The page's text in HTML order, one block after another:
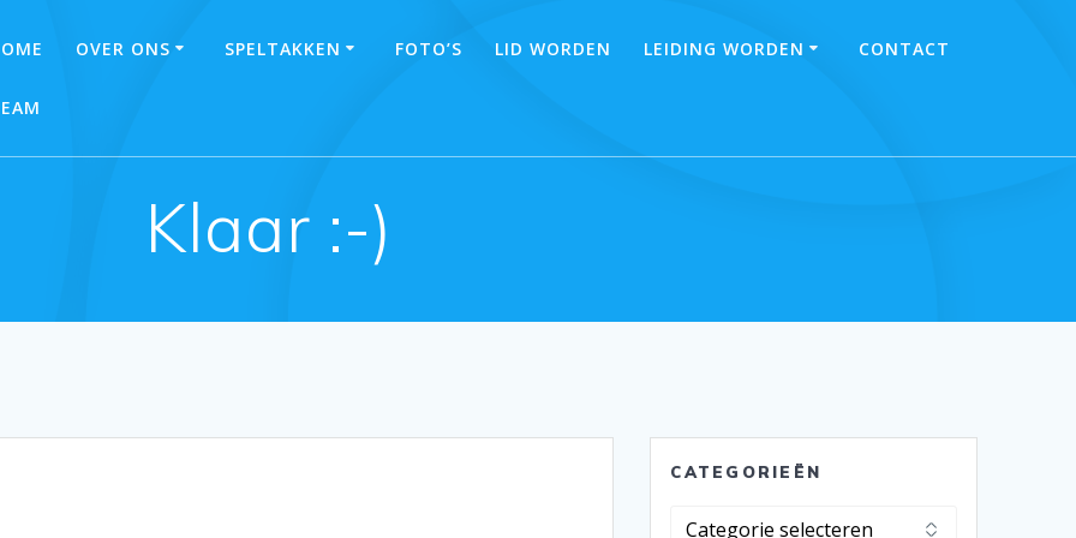
OVER ONS SPELTAKKEN FOTO’S LID WORDEN LEIDING WORDEN CONTACT
Klaar :-)
CATEGORIEËN
Categorieën